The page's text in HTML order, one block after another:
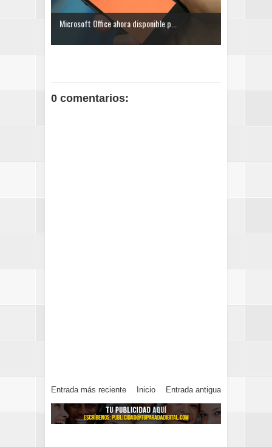
Microsoft Office ahora disponible p...
0 comentarios:
Entrada más reciente Entrada antigua
Inicio